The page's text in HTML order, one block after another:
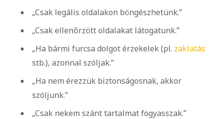
„Csak legális oldalakon böngészhetünk.”
„Csak ellenőrzött oldalakat látogatunk.”
„Ha bármi furcsa dolgot érzekelek (pl. zaklatás
stb.), azonnal szóljak.”
„Ha nem érezzük biztonságosnak, akkor
szóljunk.”
„Csak nekem szánt tartalmat fogyasszak.”